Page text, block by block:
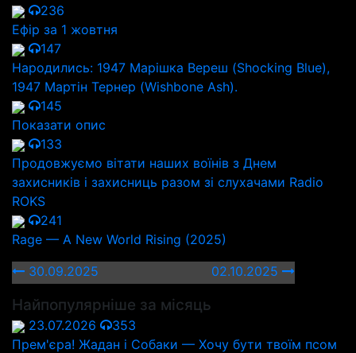
236
Ефір за 1 жовтня
147
Народились: 1947 Марішка Вереш (Shocking Blue),
1947 Мартін Тернер (Wishbone Ash).
145
Показати опис
133
Продовжуємо вітати наших воїнів з Днем
захисників і захисниць разом зі слухачами Radio
ROKS
241
Rage — A New World Rising (2025)
30.09.2025
02.10.2025
Найпопулярніше за місяць
23.07.2026
353
Прем'єра! Жадан і Собаки — Хочу бути твоїм псом